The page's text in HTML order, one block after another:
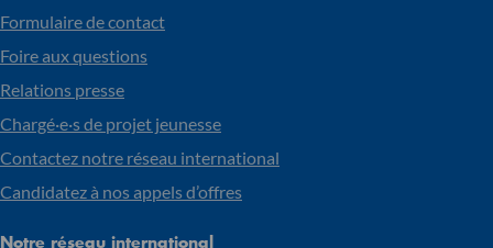
Formulaire de contact
Foire aux questions
Relations presse
Chargé·e·s de projet jeunesse
Contactez notre réseau international
Candidatez à nos appels d’offres
Notre réseau international